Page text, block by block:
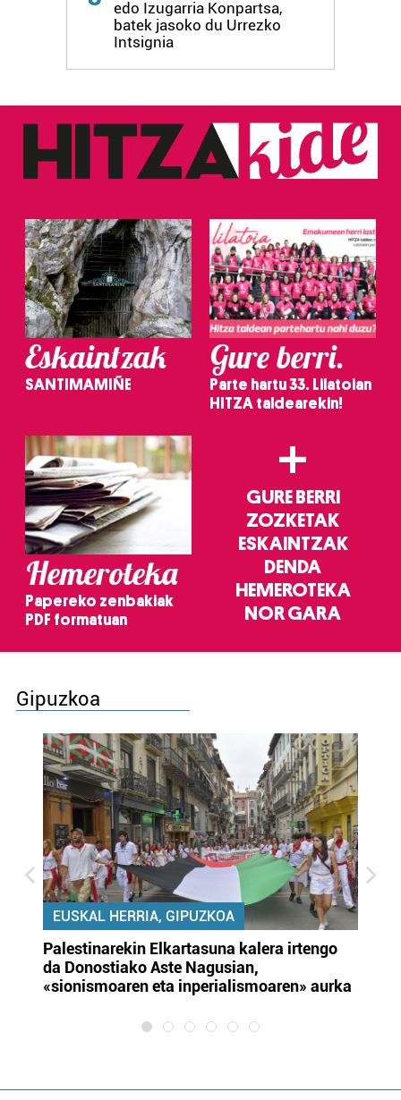
edo Izugarria Konpartsa,
batek jasoko du Urrezko
Intsignia
Eskaintzak
SANTIMAMIÑE
Gure berri.
Parte hartu 33. Lilatoian
HITZA taldearekin!
Hemeroteka
Papereko zenbakiak
PDF formatuan
+
GURE BERRI
ZOZKETAK
ESKAINTZAK
DENDA
HEMEROTEKA
NOR GARA
Gipuzkoa
EUSKAL HERRIA, GIPUZKOA
Palestinarekin Elkartasuna kalera irtengo
da Donostiako Aste Nagusian,
«sionismoaren eta inperialismoaren» aurka